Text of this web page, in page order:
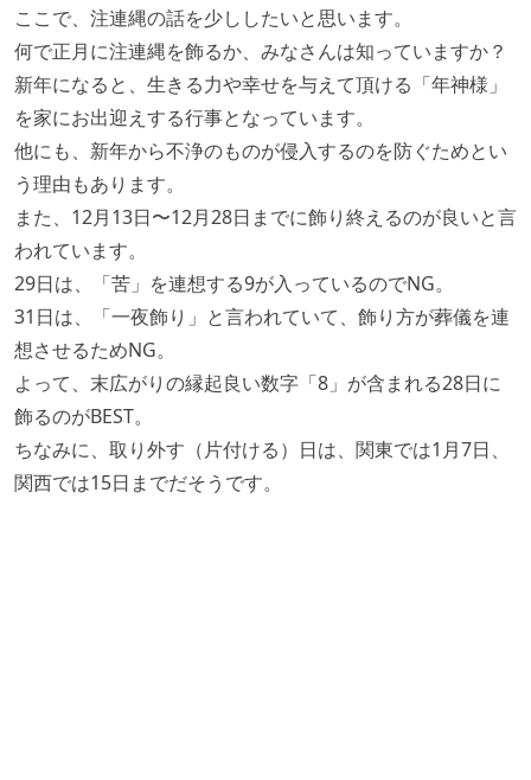
ここで、注連縄の話を少ししたいと思います。
何で正月に注連縄を飾るか、みなさんは知っていますか？
新年になると、生きる力や幸せを与えて頂ける「年神様」
を家にお出迎えする行事となっています。
他にも、新年から不浄のものが侵入するのを防ぐためとい
う理由もあります。
また、12月13日〜12月28日までに飾り終えるのが良いと言
われています。
29日は、「苦」を連想する9が入っているのでNG。
31日は、「一夜飾り」と言われていて、飾り方が葬儀を連
想させるためNG。
よって、末広がりの縁起良い数字「8」が含まれる28日に
飾るのがBEST。
ちなみに、取り外す（片付ける）日は、関東では1月7日、
関西では15日までだそうです。